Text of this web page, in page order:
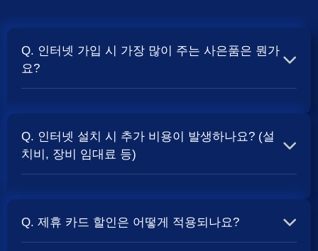
Q. 인터넷 가입 시 가장 많이 주는 사은품은 뭔가
요?
보통 500Mbps 또는 1Gbps 인터넷을 TV와 결합하여 가입
할 때 현금 사은품및 상품권 혜택이 더 크게 지급되는 경향
Q. 인터넷 설치 시 추가 비용이 발생하나요? (설
치비, 장비 임대료 등)
청구되는 경우가 많습니다. 다만, 인터넷 상품 및 프로모션
Q. 제휴 카드 할인은 어떻게 적용되나요?